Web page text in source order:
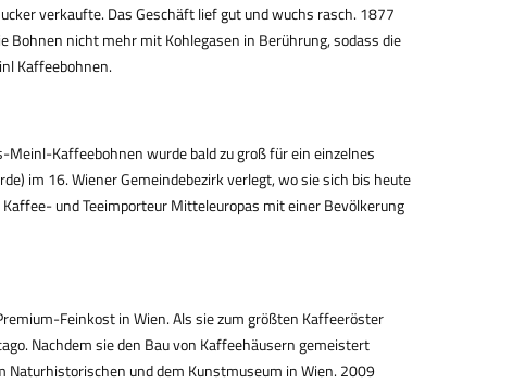
verkaufte. Das Geschäft lief gut und wuchs rasch. 1877
nicht mehr mit Kohlegasen in Berührung, sodass die
Kaffeebohnen.
Kaffeebohnen wurde bald zu groß für ein einzelnes
im 16. Wiener Gemeindebezirk verlegt, wo sie sich bis heute
und Teeimporteur Mitteleuropas mit einer Bevölkerung
Feinkost in Wien. Als sie zum größten Kaffeeröster
Nachdem sie den Bau von Kaffeehäusern gemeistert
und dem Kunstmuseum in Wien. 2009